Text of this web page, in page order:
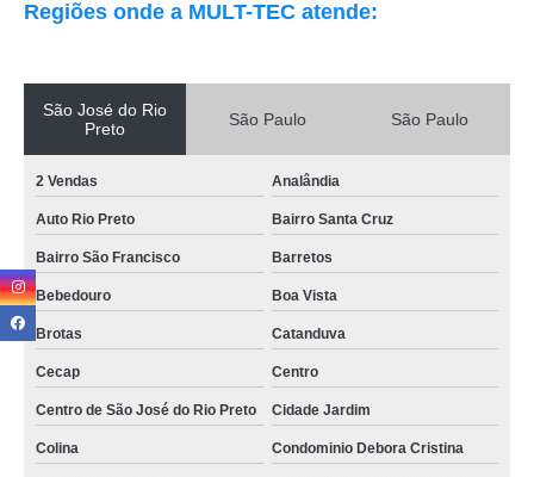
Regiões onde a MULT-TEC atende:
São José do Rio
Preto
São Paulo São Paulo
2 Vendas Analândia
Auto Rio Preto Bairro Santa Cruz
Bairro São Francisco Barretos
Bebedouro Boa Vista
Brotas Catanduva
Cecap Centro
Centro de São José do Rio Preto Cidade Jardim
Colina Condominio Debora Cristina